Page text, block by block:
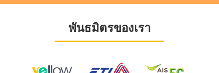
พันธมิตรของเรา